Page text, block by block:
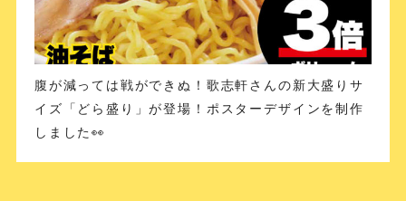
腹が減っては戦ができぬ！歌志軒さんの新大盛りサ
イズ「どら盛り」が登場！ポスターデザインを制作
しました👀